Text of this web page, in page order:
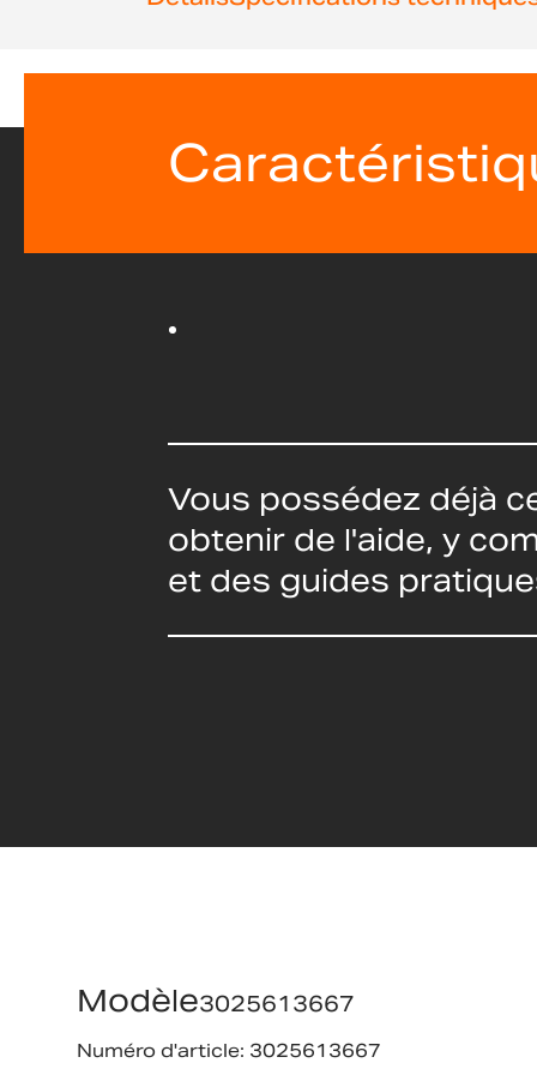
Vous possédez déjà
obtenir de l'aide, y
et des guides
Modèle3025613667
Numéro d'article: 3025613667